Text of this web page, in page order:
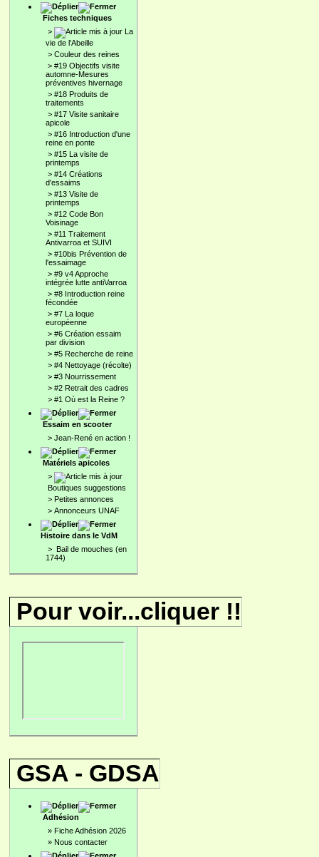
Fiches techniques
>
La
vie de l'Abeille
> Couleur des reines
> #19 Objectifs visite
automne-Mesures
préventives hivernage
> #18 Produits de
traitements
> #17 Visite sanitaire
apicole
> #16 Introduction d'une
reine en ponte
> #15 La visite de
printemps
> #14 Créations
d'essaims
> #13 Visite de
printemps
> #12 Code Bon
Voisinage
> #11 Traitement
Antivarroa et SUIVI
> #10bis Prévention de
l'essaimage
> #9 v4 Approche
intégrée lutte antiVarroa
> #8 Introduction reine
fécondée
> #7 La loque
européenne
> #6 Création essaim
par division
> #5 Recherche de reine
> #4 Nettoyage (récolte)
> #3 Nourrissement
> #2 Retrait des cadres
> #1 Où est la Reine ?
Essaim en scooter
> Jean-René en action !
Matériels apicoles
>
Boutiques suggestions
> Petites annonces
> Annonceurs UNAF
Histoire dans le VdM
> Bail de mouches (en
1744)
Pour voir...cliquer !!
GSA - GDSA
Adhésion
» Fiche Adhésion 2026
» Nous contacter